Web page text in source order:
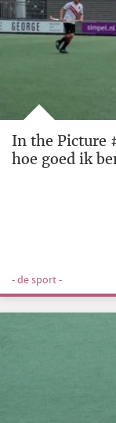
In the Picture
hoe goed ik
- de sport -